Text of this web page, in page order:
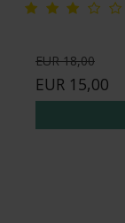
EUR 18,00
EUR 15,00